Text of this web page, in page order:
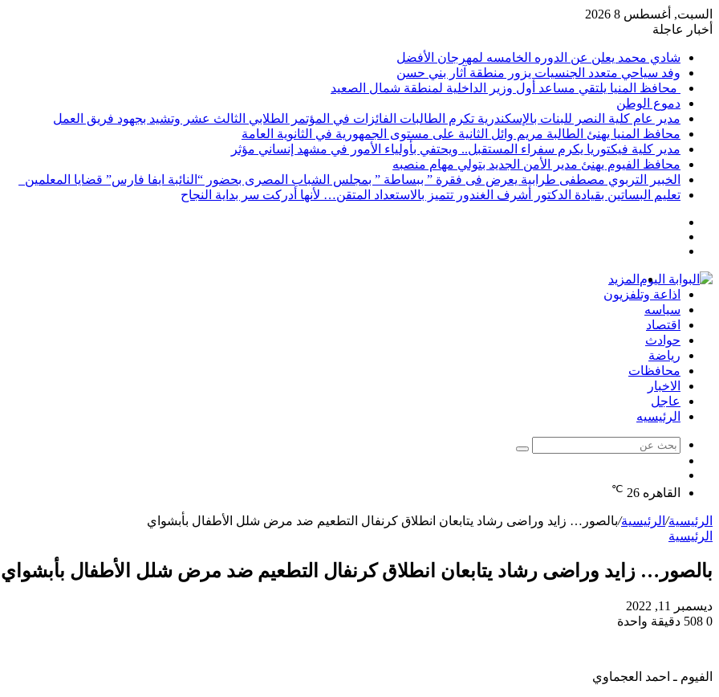
السبت, أغسطس 8 2026
أخبار عاجلة
شادي محمد يعلن عن الدوره الخامسه لمهرجان الأفضل
وفد سياحي متعدد الجنسيات يزور منطقة آثار بني حسن
محافظ المنيا يلتقي مساعد أول وزير الداخلية لمنطقة شمال الصعيد
دموع الوطن
مدير عام كلية النصر للبنات بالإسكندرية تكرم الطالبات الفائزات في المؤتمر الطلابي الثالث عشر وتشيد بجهود فريق العمل
محافظ المنيا يهنئ الطالبة مريم وائل الثانية على مستوى الجمهورية في الثانوية العامة
مدير كلية فيكتوريا يكرم سفراء المستقبل.. ويحتفي بأولياء الأمور في مشهد إنساني مؤثر
محافظ الفيوم يهنئ مدير الأمن الجديد بتولي مهام منصبه
الخبير التربوي مصطفى طرابية يعرض فى فقرة ” ببساطة ” بمجلس الشباب المصرى بحضور “النائبة ايفا فارس” قضايا المعلمين
تعليم البساتين بقيادة الدكتور أشرف الغندور تتميز بالاستعداد المتقن… لأنها أدركت سر بداية النجاح
المزيد
اذاعة وتلفزيون
سياسه
اقتصاد
حوادث
رياضة
محافظات
الاخبار
عاجل
الرئيسيه
بحث
عشوائي
القاهره 26
℃
الرئيسية/ الرئيسية/بالصور… زايد وراضى رشاد يتابعان انطلاق كرنفال التطعيم ضد مرض شلل الأطفال بأبشواي
الرئيسية
بالصور… زايد وراضى رشاد يتابعان انطلاق كرنفال التطعيم ضد مرض شلل الأطفال بأبشواي
ديسمبر 11, 2022
0
دقيقة واحدة
الفيوم ـ احمد العجماوي